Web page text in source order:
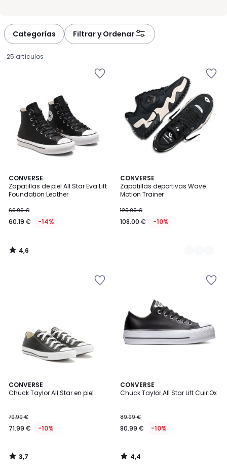
respuesta sencilla: menos dudas, más posibilidades de uso y un
estilo que siempre suma.
Categorías Filtrar y Ordenar
25 artículos
CONVERSE
Zapatillas de piel All Star Eva Lift
Foundation Leather
€
en
de
69.99
69.99 €
60.19 € -14%
4,6
/ 5
4,6
/
CONVERSE
Zapatillas deportivas Wave
Motion Trainer
120.00 €
108.00 € -10%
2
Colores
CONVERSE
Chuck Taylor All Star en piel
79.99 €
71.99 € -10%
3,7
/ 5
3,7
/
CONVERSE
Chuck Taylor All Star Lift Cuir Ox
89.99 €
80.99 € -10%
4,4
/ 5
4,4
/